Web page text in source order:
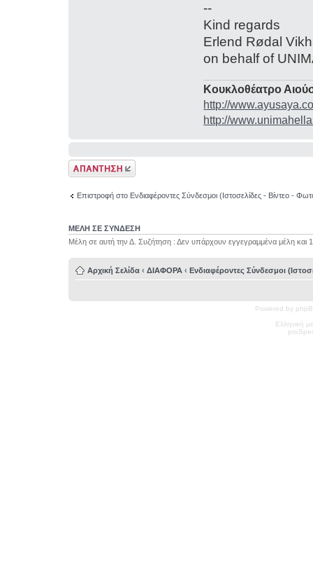
--
Kind regards
Erlend Rødal
on behalf of
Κουκλοθέατρο
http://
http://
Δημιουργία
απάντησης
Επιστροφή στο Ενδιαφέροντες Σύνδεσμοι (Ιστοσελίδες - Βίντεο -
ΜΕΛΗ ΣΕ ΣΥΝΔΕΣΗ
Μέλη σε αυτή την Δ. Συζήτηση : Δεν υπάρχουν εγγεγραμμένα μέλη και
Αρχική Σελίδα ‹ ΔΙΑΦΟΡΑ ‹ Ενδιαφέροντες Σύνδεσμοι
Powered by
Ελληνική
pro